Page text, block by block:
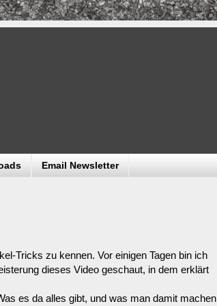
Email Newsletter
Tricks zu kennen. Vor einigen Tagen bin ich
dieses Video geschaut, in dem erklärt
es da alles gibt, und was man damit machen